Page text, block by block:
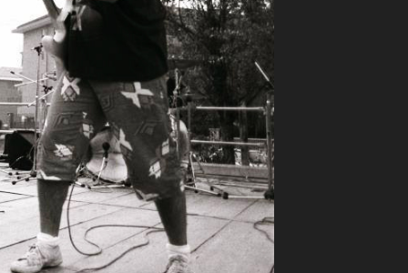
Festival
d’Arte
Venezia
Film Festival
di Roma
Festival
Accedi al tuo profilo